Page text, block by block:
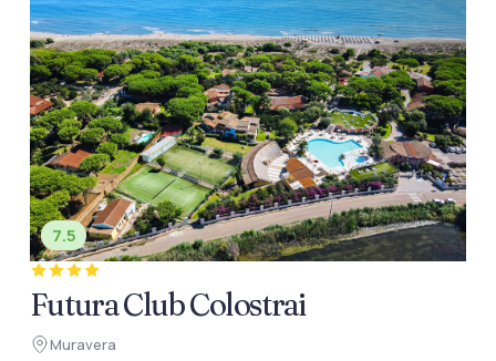
7.5
Futura Club Colostrai
Muravera